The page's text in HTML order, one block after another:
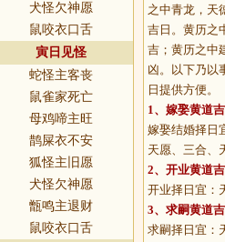
犬怪欠神愿
鼠咬衣口舌
寅日见怪
蛇怪主客丧
鼠雀家死亡
母鸡啼主旺
鹊屎衣不安
狐怪主旧愿
犬怪欠神愿
甑鸣主退财
鼠咬衣口舌
之中青龙，
吉日。黄历之
吉；黄历之中
凶。以下乃以
日提供方便。
1、 嫁娶黄道吉
嫁娶结婚择日
天愿、三合、
2、 开业黄道吉
开业择日宜：
3、 求嗣黄道吉
求嗣择日宜：